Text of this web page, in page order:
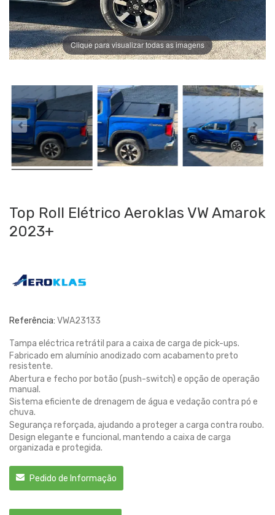
Clique para visualizar todas as imagens
Top Roll Elétrico Aeroklas VW Amarok
2023+
Referência: VWA23133
Tampa eléctrica retrátil para a caixa de carga de pick-ups.
Fabricado em alumínio anodizado com acabamento preto
resistente.
Abertura e fecho por botão (push-switch) e opção de operação
manual.
Sistema eficiente de drenagem de água e vedação contra pó e
chuva.
Segurança reforçada, ajudando a proteger a carga contra roubo.
Design elegante e funcional, mantendo a caixa de carga
organizada e protegida.
Pedido de Informação